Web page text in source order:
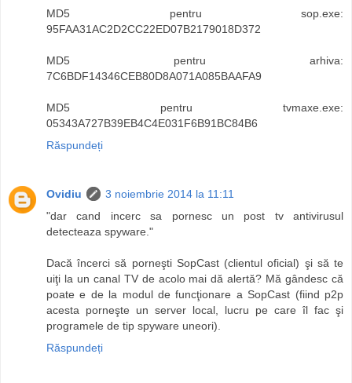
MD5 pentru sop.exe:
95FAA31AC2D2CC22ED07B2179018D372
MD5 pentru arhiva:
7C6BDF14346CEB80D8A071A085BAAFA9
MD5 pentru tvmaxe.exe:
05343A727B39EB4C4E031F6B91BC84B6
Răspundeți
Ovidiu
3 noiembrie 2014 la 11:11
"dar cand incerc sa pornesc un post tv antivirusul
detecteaza spyware."
Dacă încerci să porneşti SopCast (clientul oficial) şi să te
uiţi la un canal TV de acolo mai dă alertă? Mă gândesc că
poate e de la modul de funcţionare a SopCast (fiind p2p
acesta porneşte un server local, lucru pe care îl fac şi
programele de tip spyware uneori).
Răspundeți